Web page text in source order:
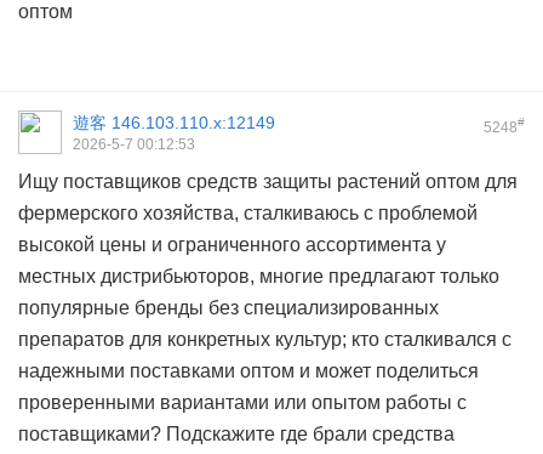
оптом
5248#
遊客 146.103.110.x:12149
2026-5-7 00:12:53
Ищу поставщиков средств защиты растений оптом для
фермерского хозяйства, сталкиваюсь с проблемой
высокой цены и ограниченного ассортимента у
местных дистрибьюторов, многие предлагают только
популярные бренды без специализированных
препаратов для конкретных культур; кто сталкивался с
надежными поставками оптом и может поделиться
проверенными вариантами или опытом работы с
поставщиками? Подскажите где брали средства